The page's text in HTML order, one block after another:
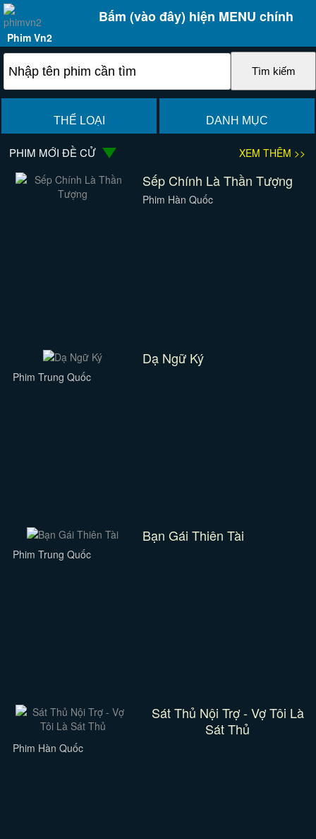
Bấm (vào đây) hiện MENU chính
Phim Vn2
THỂ LOẠI DANH MỤC
PHIM MỚI ĐỀ CỬ XEM THÊM >>
Sếp Chính Là Thần Tượng
Phim Hàn Quốc
Dạ Ngữ Ký
Phim Trung Quốc
Bạn Gái Thiên Tài
Phim Trung Quốc
Sát Thủ Nội Trợ - Vợ Tôi Là
Sát Thủ
Phim Hàn Quốc